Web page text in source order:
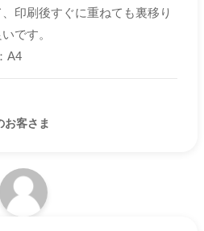
印刷後すぐに重ねても裏移り
です。
A4
お客さま